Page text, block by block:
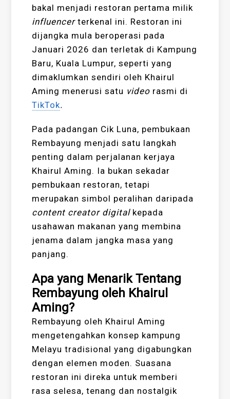
bakal menjadi restoran pertama milik
influencerterkenal ini. Restoran ini
dijangka mula beroperasi pada
Januari 2026 dan terletak di Kampung
Baru, Kuala Lumpur, seperti yang
dimaklumkan sendiri oleh Khairul
Aming menerusi satu video rasmi di
TikTok.
Pada padangan Cik Luna, pembukaan
Rembayung menjadi satu langkah
penting dalam perjalanan kerjaya
Khairul Aming. Ia bukan sekadar
pembukaan restoran, tetapi
merupakan simbol peralihan daripada
content creator digitalkepada
usahawan makanan yang membina
jenama dalam jangka masa yang
panjang.
Apa yang Menarik Tentang
Rembayung oleh Khairul
Aming?
Rembayung oleh Khairul Aming
mengetengahkan konsep kampung
Melayu tradisional yang digabungkan
dengan elemen moden. Suasana
restoran ini direka untuk memberi
rasa selesa, tenang dan nostalgik